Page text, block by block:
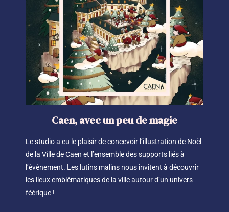
Caen, avec un peu de magie
Le studio a eu le plaisir de concevoir l’illustration de Noël
de la Ville de Caen et l’ensemble des supports liés à
l’événement. Les lutins malins nous invitent à découvrir
les lieux emblématiques de la ville autour d’un univers
féérique !